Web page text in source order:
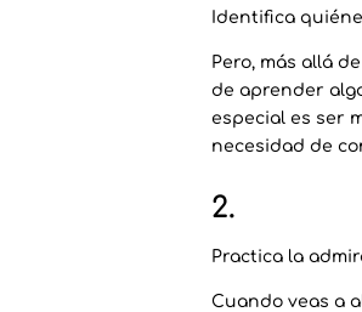
Identifica
Pero, más allá
de aprender
especial es ser
necesidad de
2.
Practica la
Cuando veas a